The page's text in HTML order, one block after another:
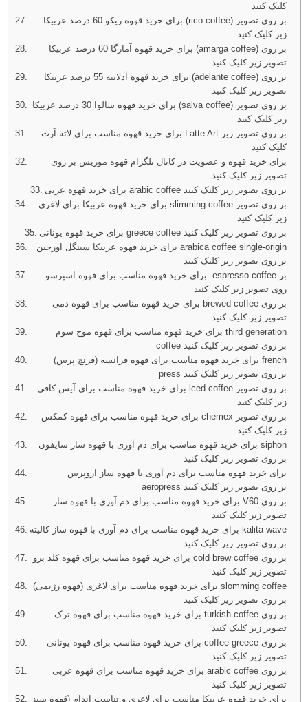
کلیک کنید
برای خرید قهوه ریکو 60 درصد عربیکا (rico coffee) بر روی تصویر
زیر کلیک کنید
برای خرید قهوه آمارگا 60 درصد عربیکا (amarga coffee) بر روی
تصویر زیر کلیک کنید
برای خرید قهوه آدلانته 55 درصد عربیکا (adelante coffee) بر روی
تصویر زیر کلیک کنید
برای خرید قهوه سالوا 30 درصد عربیکا (salva coffee) بر روی تصویر
زیر کلیک کنید
برای خرید قهوه مناسب برای لاته آرت Latte Art بر روی تصویر زیر
کلیک کنید
برای خرید قهوه و عضویت در کانال تلگرام قهوه موریس بر روی
تصویر زیر کلیک کنید
برای خرید قهوه عربی arabic coffee بر روی تصویر زیر کلیک کنید
برای خرید قهوه عربیکا برای لاغری slimming coffee بر روی تصویر
زیر کلیک کنید
برای خرید قهوه یونانی greece coffee بر روی تصویر زیر کلیک کنید
برای خرید قهوه عربیکا سینگل اورجین arabica coffee single-origin
بر روی تصویر زیر کلیک کنید
برای خرید قهوه مناسب برای قهوه اسپرسو espresso coffee بر
روی تصویر زیر کلیک کنید
برای خرید قهوه مناسب برای قهوه دمی brewed coffee بر روی
تصویر زیر کلیک کنید
برای خرید قهوه مناسب برای قهوه موج سوم third generation
coffee بر روی تصویر زیر کلیک کنید
برای خرید قهوه مناسب برای قهوه فرانسه (فرنچ پرس) french
press بر روی تصویر زیر کلیک کنید
برای خرید قهوه مناسب برای آیس کافی lced coffee بر روی تصویر
زیر کلیک کنید
برای خرید قهوه مناسب برای قهوه کمکس chemex بر روی تصویر
زیر کلیک کنید
برای خرید قهوه مناسب برای دم آوری با قهوه ساز سایفون siphon
بر روی تصویر زیر کلیک کنید
برای خرید قهوه مناسب برای دم آوری با قهوه ساز اروپرس
aeropress بر روی تصویر زیر کلیک کنید
برای خرید قهوه مناسب برای دم آوری با قهوه ساز V60 بر روی
تصویر زیر کلیک کنید
برای خرید قهوه مناسب برای دم آوری با قهوه ساز کالیته kalita wave
بر روی تصویر زیر کلیک کنید
برای خرید قهوه مناسب برای قهوه کلد برو cold brew coffee بر روی
تصویر زیر کلیک کنید
برای خرید قهوه مناسب برای لاغری (قهوه رژیمی) slomming coffee
بر روی تصویر زیر کلیک کنید
برای خرید قهوه مناسب برای قهوه ترک turkish coffee بر روی
تصویر زیر کلیک کنید
برای خرید قهوه مناسب برای قهوه یونانی coffee greece بر روی
تصویر زیر کلیک کنید
برای خرید قهوه مناسب برای قهوه عربی arabic coffee بر روی
تصویر زیر کلیک کنید
برای خرید قهوه عربیکا مناسب برای لاغری و تناسب اندام (قهوه سبز